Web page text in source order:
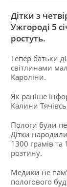
Дітки з
Ужгороді 5
ростуть.
Тепер батьки
світлинами
Кароліни.
Як раніше
Калини
Пологи були
Дітки
1300 грамів та
розтину.
Медики не
пологового